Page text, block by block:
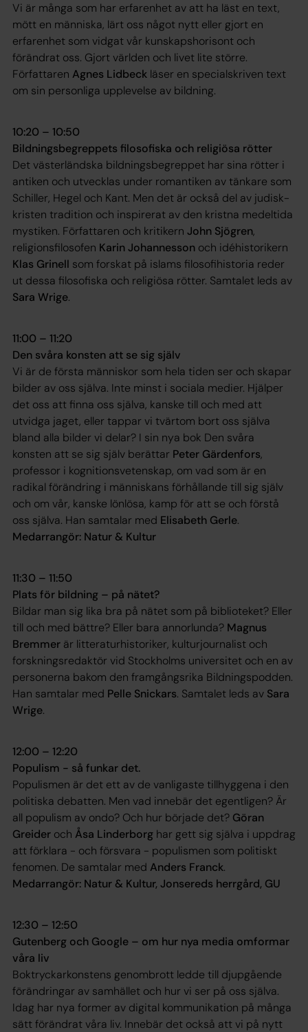
Vi är många som har erfarenhet av att ha läst en text,
mött en människa, lärt oss något nytt eller gjort en
erfarenhet som vidgat vår kunskapshorisont och
förändrat oss. Gjort världen och livet lite större.
Författaren Agnes Lidbeck läser en specialskriven text
om sin personliga upplevelse av bildning.
10:20 – 10:50
Bildningsbegreppets filosofiska och religiösa rötter
Det västerländska bildningsbegreppet har sina rötter i
antiken och utvecklas under romantiken av tänkare som
Schiller, Hegel och Kant. Men det är också del av judisk-
kristen tradition och inspirerat av den kristna medeltida
mystiken. Författaren och kritikern John Sjögren,
religionsfilosofen Karin Johannesson och idéhistorikern
Klas Grinell som forskat på islams filosofihistoria reder
ut dessa filosofiska och religiösa rötter. Samtalet leds av
Sara Wrige.
11:00 – 11:20
Den svåra konsten att se sig själv
Vi är de första människor som hela tiden ser och skapar
bilder av oss själva. Inte minst i sociala medier. Hjälper
det oss att finna oss själva, kanske till och med att
utvidga jaget, eller tappar vi tvärtom bort oss själva
bland alla bilder vi delar? I sin nya bok Den svåra
konsten att se sig själv berättar Peter Gärdenfors,
professor i kognitionsvetenskap, om vad som är en
radikal förändring i människans förhållande till sig själv
och om vår, kanske lönlösa, kamp för att se och förstå
oss själva. Han samtalar med Elisabeth Gerle.
Medarrangör: Natur & Kultur
11:30 – 11:50
Plats för bildning – på nätet?
Bildar man sig lika bra på nätet som på biblioteket? Eller
till och med bättre? Eller bara annorlunda? Magnus
Bremmer är litteraturhistoriker, kulturjournalist och
forskningsredaktör vid Stockholms universitet och en av
personerna bakom den framgångsrika Bildningspodden.
Han samtalar med Pelle Snickars. Samtalet leds av Sara
Wrige.
12:00 – 12:20
Populism - så funkar det.
Populismen är det ett av de vanligaste tillhyggena i den
politiska debatten. Men vad innebär det egentligen? Är
all populism av ondo? Och hur började det? Göran
Greider och Åsa Linderborg har gett sig själva i uppdrag
att förklara - och försvara - populismen som politiskt
fenomen. De samtalar med Anders Franck.
Medarrangör: Natur & Kultur, Jonsereds herrgård, GU
12:30 – 12:50
Gutenberg och Google – om hur nya media omformar
våra liv
Boktryckarkonstens genombrott ledde till djupgående
förändringar av samhället och hur vi ser på oss själva.
Idag har nya former av digital kommunikation på många
sätt förändrat våra liv. Innebär det också att vi på nytt